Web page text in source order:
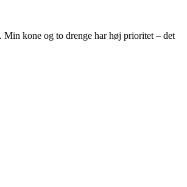
kone og to drenge har høj prioritet – det